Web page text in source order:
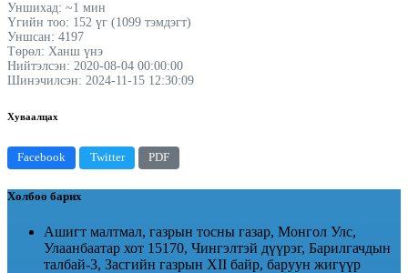
Уншихад: ~1 мин
Үгийн тоо: 152 үг (1099 тэмдэгт)
Уншсан: 4197
Төрөл: Ханш үнэ
Нийтэлсэн: 2020-08-04 00:00:00
Шинэчилсэн: 2024-11-15 12:30:09
Хуваалцах
Facebook Twitter PDF
Холбоо барих
Ашигт малтмал, газрын тосны газар, Монгол Улс,
Улаанбаатар хот 15170, Чингэлтэй дүүрэг, Барилгачдын
талбай-3, Засгийн газрын XII байр, баруун жигүүр